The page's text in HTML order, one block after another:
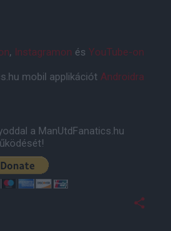
, Instagramon és YouTube-on
mobil applikációt Androidra
a ManUtdFanatics.hu